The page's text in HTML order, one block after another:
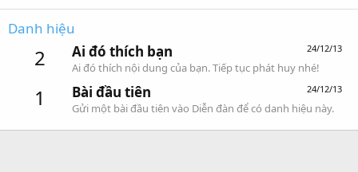
Danh hiệu
2 24/12/13
Ai đó thích bạn
Ai đó thích nội dung của bạn. Tiếp tục phát huy nhé!
1 24/12/13
Bài đầu tiên
Gửi một bài đầu tiên vào Diễn đàn để có danh hiệu này.